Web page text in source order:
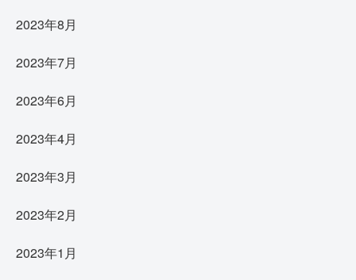
2023年8月
2023年7月
2023年6月
2023年4月
2023年3月
2023年2月
2023年1月